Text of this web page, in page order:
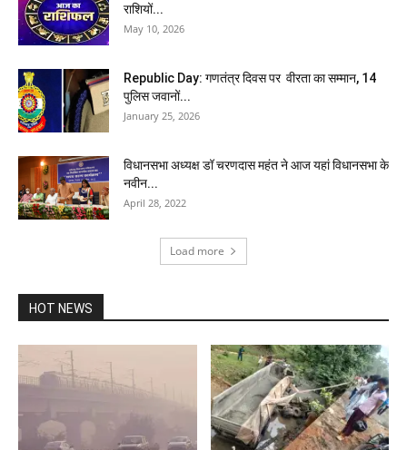
राशियों...
May 10, 2026
Republic Day: गणतंत्र दिवस पर वीरता का सम्मान, 14
पुलिस जवानों...
January 25, 2026
विधानसभा अध्यक्ष डॉ चरणदास महंत ने आज यहां विधानसभा के
नवीन...
April 28, 2022
Load more
HOT NEWS